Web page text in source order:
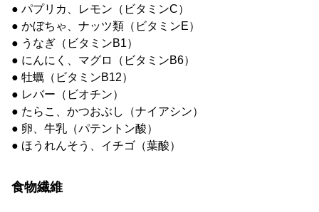
● パプリカ、レモン（ビタミンC）
● かぼちゃ、ナッツ類（ビタミンE）
● うなぎ（ビタミンB1）
● にんにく、マグロ（ビタミンB6）
● 牡蠣（ビタミンB12）
● レバー（ビオチン）
● たらこ、かつおぶし（ナイアシン）
● 卵、牛乳（パテントン酸）
● ほうれんそう、イチゴ（葉酸）
食物繊維